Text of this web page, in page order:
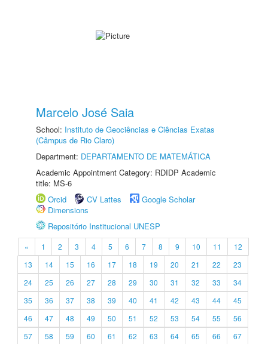
Marcelo José Saia
School: Instituto de Geociências e Ciências Exatas
(Câmpus de Rio Claro)
Department: DEPARTAMENTO DE MATEMÁTICA
Academic Appointment Category: RDIDP Academic
title: MS-6
Orcid
CV Lattes
Google Scholar
Dimensions
Repositório Institucional UNESP
« 1 2 3 4 5 6 7 8 9 10 11
12
13
14 15 16 17 18 19 20 21 22
23
24
25 26 27 28 29 30 31 32 33
34
35
36 37 38 39 40 41 42 43 44
45
46
47 48 49 50 51 52 53 54 55
56
57
58 59 60 61 62 63 64 65 66
67